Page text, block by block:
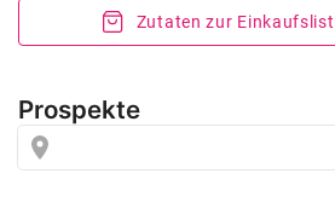
Zutaten zur